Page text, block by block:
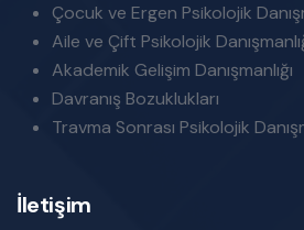
Çocuk ve Ergen Psikolojik
Aile ve Çift Psikolojik
Akademik Gelişim Danışmanlığı
Davranış Bozuklukları
Travma Sonrası Psikolojik
İletişim